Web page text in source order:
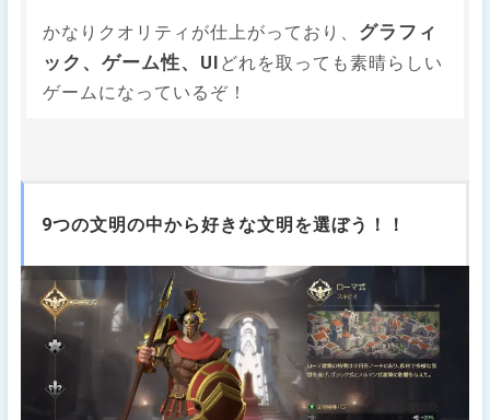
かなりクオリティが仕上がっており、 グラフィ
ック、ゲーム性、UI どれを取っても素晴らしい
ゲームになっているぞ！
9つの文明の中から好きな文明を選ぼう！！